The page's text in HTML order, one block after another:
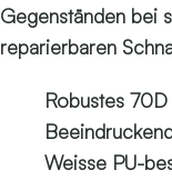
Gegenständen bei
reparierbaren
Robustes
Weisse PU-